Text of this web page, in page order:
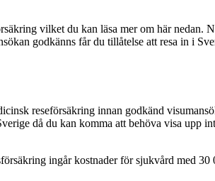
vilket du kan läsa mer om här nedan.
godkänns får du tillåtelse att resa in i
reseförsäkring innan godkänd
då du kan komma att behöva visa upp
ingår kostnader för sjukvård med 30